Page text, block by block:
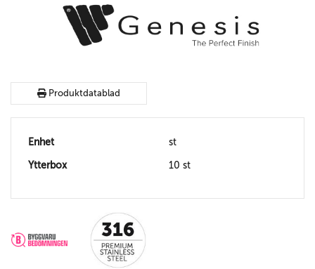
Produktdatablad
Enhet st
Ytterbox 10 st